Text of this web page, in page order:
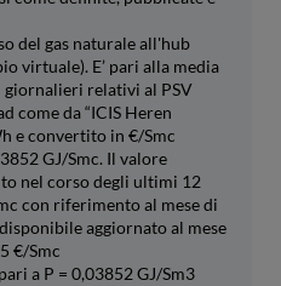
del gas naturale all'hub
virtuale). E’ pari alla media
relativi al PSV
come da “ICIS Heren
e convertito in €/Smc
GJ/Smc. Il valore
nel corso degli ultimi 12
con riferimento al mese di
aggiornato al mese
€/Smc
a P = 0,03852 GJ/Sm3